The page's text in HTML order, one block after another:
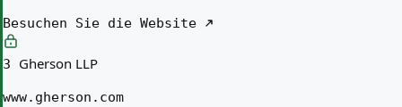
Besuchen Sie die Website
3 Gherson LLP
www.gherson.com